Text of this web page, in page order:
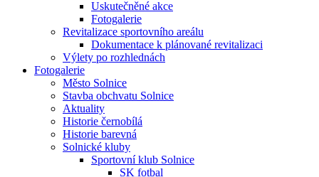
Uskutečněné akce
Fotogalerie
Revitalizace sportovního areálu
Dokumentace k plánované revitalizaci
Výlety po rozhlednách
Fotogalerie
Město Solnice
Stavba obchvatu Solnice
Aktuality
Historie černobílá
Historie barevná
Solnické kluby
Sportovní klub Solnice
SK fotbal